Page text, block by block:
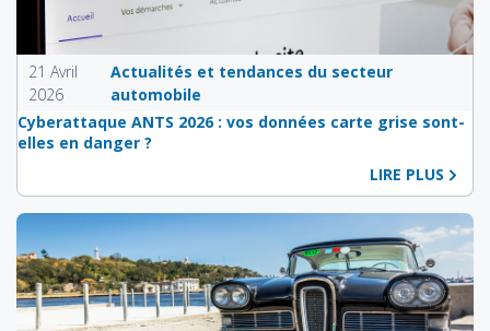
21 Avril
2026
Actualités et tendances du secteur
automobile
Cyberattaque ANTS 2026 : vos données carte grise sont-
elles en danger ?
LIRE PLUS